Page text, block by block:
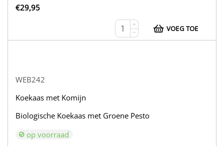
€29,95
+
−
VOEG TOE
WEB242
Koekaas met Komijn
Biologische Koekaas met Groene Pesto
op voorraad